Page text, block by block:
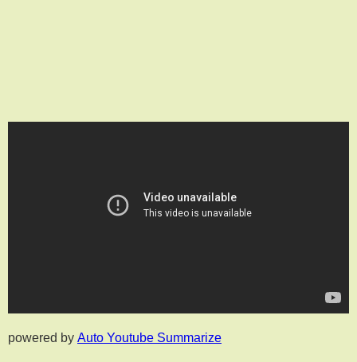
powered by Auto Youtube Summarize